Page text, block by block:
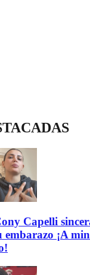
Capelli
embarazo ¡A